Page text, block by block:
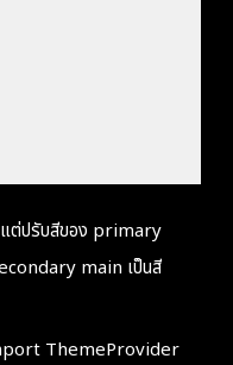
แต่ปรับสีของ primary
main เป็นสี
ThemeProvider